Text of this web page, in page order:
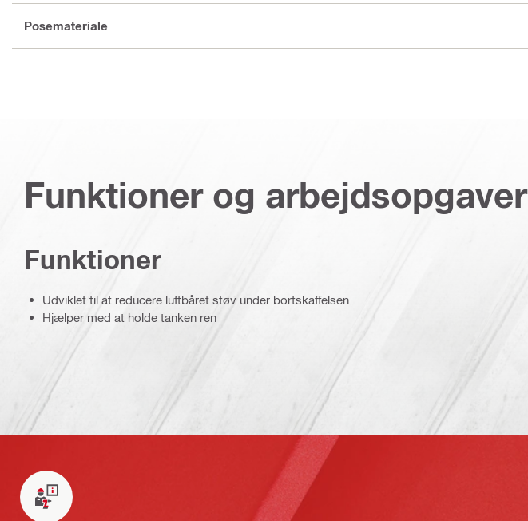
Posemateriale
Funktioner og arbejdsopgaver
Funktioner
Udviklet til at reducere luftbåret støv under bortskaffelsen
Hjælper med at holde tanken ren